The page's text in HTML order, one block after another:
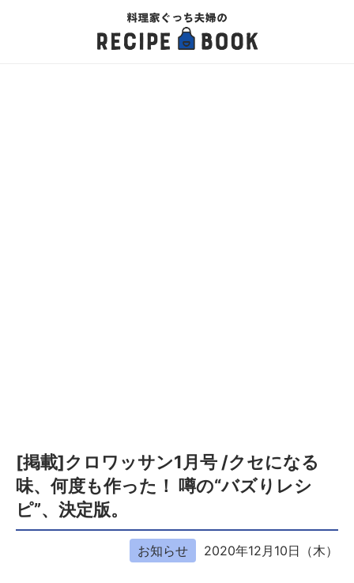
[掲載]クロワッサン1月号 /クセになる
味、何度も作った！ 噂の“バズりレシ
ピ”、決定版。
お知らせ 2020年12月10日（木）